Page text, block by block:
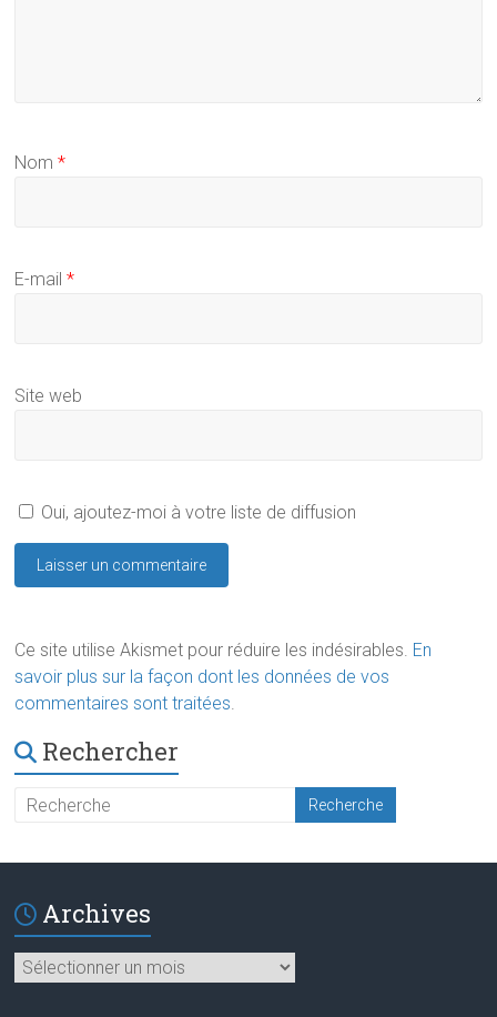
Nom*
E-mail*
Site web
Oui, ajoutez-moi à votre liste de diffusion
Ce site utilise Akismet pour réduire les indésirables. En
savoir plus sur la façon dont les données de vos
commentaires sont traitées.
Rechercher
Archives
Archives